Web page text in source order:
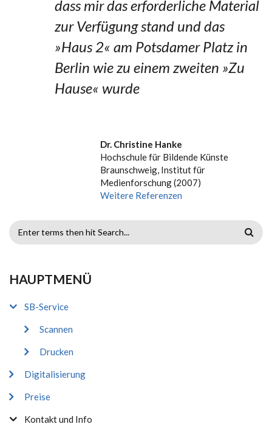
dass mir das erforderliche Material
zur Verfügung stand und das
»Haus 2« am Potsdamer Platz in
Berlin wie zu einem zweiten »Zu
Hause« wurde
Dr. Christine Hanke
Hochschule für Bildende Künste
Braunschweig, Institut für
Medienforschung (2007)
Weitere Referenzen
SUCHFORMULAR
HAUPTMENÜ
SB-Service
Scannen
Drucken
Digitalisierung
Preise
Kontakt und Info